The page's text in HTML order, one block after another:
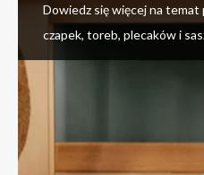
Dowiedz się więcej na
czapek, toreb, plecaków i